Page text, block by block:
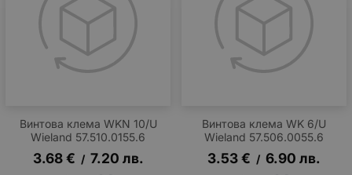
Винтова клема WKN 10/U
Wieland 57.510.0155.6
3.68 € / 7.20 лв.
Винтова клема WK 6/U
Wieland 57.506.0055.6
3.53€ / 6.90 лв.